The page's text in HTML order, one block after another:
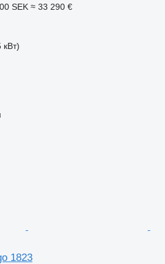
SEK ≈ 33 290 €
кВт)
1823